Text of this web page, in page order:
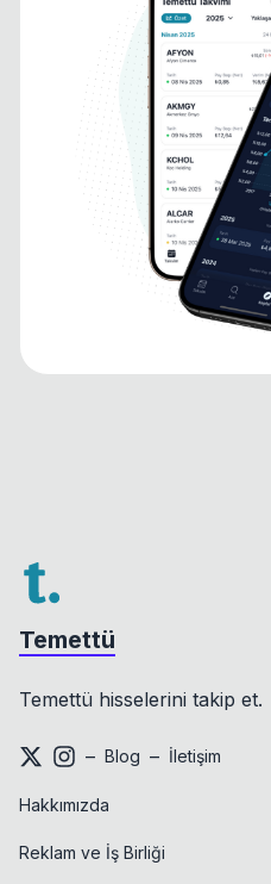
Temettü
Temettü hisselerini takip et.
– Blog – İletişim
Hakkımızda
Reklam ve İş Birliği